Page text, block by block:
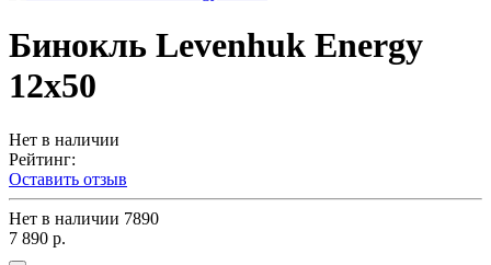
Бинокль Levenhuk Energy
12x50
Нет в наличии
Рейтинг:
Оставить отзыв
Нет в наличии 7890
7 890 р.